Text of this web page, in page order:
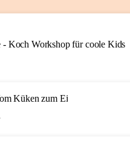
- Koch Workshop für coole Kids
Küken zum Ei